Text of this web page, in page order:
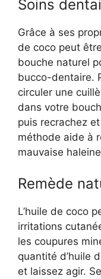
Soins
Grâce à ses
de coco peut
bouche naturel
bucco-dentaire.
circuler une
dans votre
puis recrachez
méthode aide à
mauvaise
Remède
L’huile de coco
irritations
les coupures
quantité d’huile
et laissez agir.